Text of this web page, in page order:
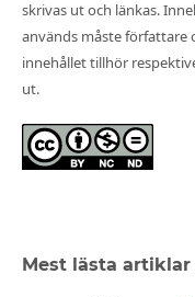
skrivas ut och länkas.
används måste författare
innehållet tillhör
ut.
Mest lästa